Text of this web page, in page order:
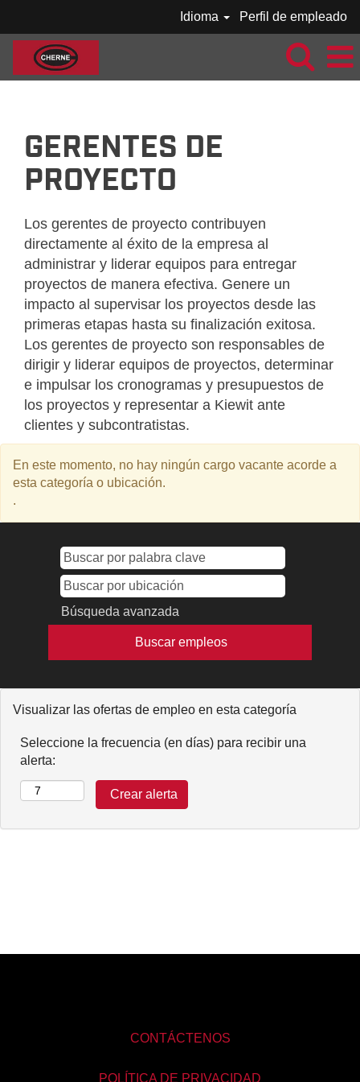
Idioma Perfil de empleado
GERENTES DE
PROYECTO
Los gerentes de proyecto contribuyen
directamente al éxito de la empresa al
administrar y liderar equipos para entregar
proyectos de manera efectiva. Genere un
impacto al supervisar los proyectos desde las
primeras etapas hasta su finalización exitosa.
Los gerentes de proyecto son responsables de
dirigir y liderar equipos de proyectos, determinar
e impulsar los cronogramas y presupuestos de
los proyectos y representar a Kiewit ante
clientes y subcontratistas.
En este momento, no hay ningún cargo vacante acorde a
esta categoría o ubicación.
.
Búsqueda avanzada
Visualizar las ofertas de empleo en esta categoría
Seleccione la frecuencia (en días) para recibir una
alerta:
CONTÁCTENOS
POLÍTICA DE PRIVACIDAD